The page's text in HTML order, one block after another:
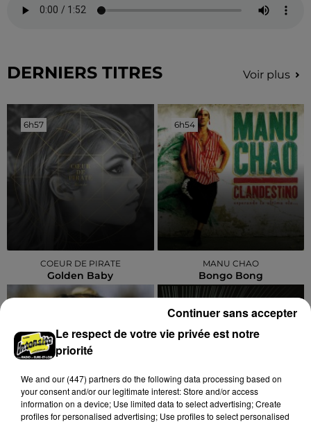
DERNIERS TITRES Voir plus
6h57
6h57
COEUR DE PIRATE
Golden Baby
6h54
6h54
MANU CHAO
Bongo Bong
Le respect de votre vie privée est notre
priorité
We and our (447) partnersdo the following data processing based on
your consent and/or our legitimate interest: Store and/or access
information on a device; Use limited data to select advertising; Create
profiles for personalised advertising; Use profiles to select personalised
Continuer sans accepter